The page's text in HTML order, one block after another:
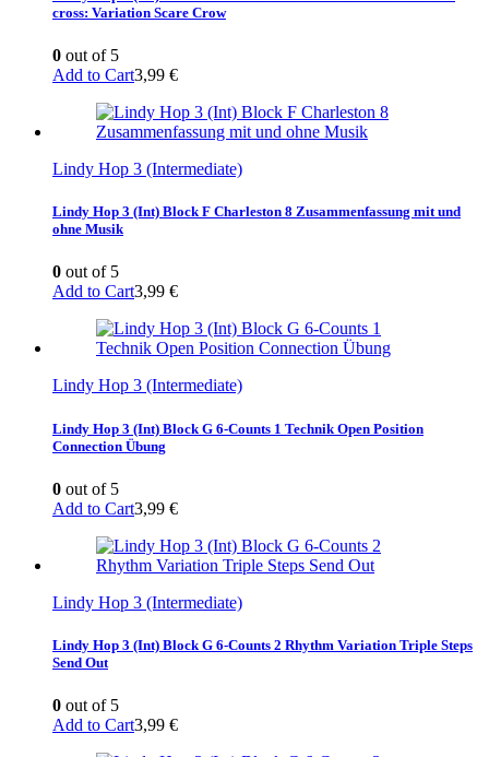
cross: Variation Scare Crow
0 out of 5
Add to Cart3,99 €
Lindy Hop 3 (Intermediate)
Lindy Hop 3 (Int) Block F Charleston 8 Zusammenfassung mit und
ohne Musik
0 out of 5
Add to Cart3,99 €
Lindy Hop 3 (Intermediate)
Lindy Hop 3 (Int) Block G 6-Counts 1 Technik Open Position
Connection Übung
0 out of 5
Add to Cart3,99 €
Lindy Hop 3 (Intermediate)
Lindy Hop 3 (Int) Block G 6-Counts 2 Rhythm Variation Triple Steps
Send Out
0 out of 5
Add to Cart3,99 €